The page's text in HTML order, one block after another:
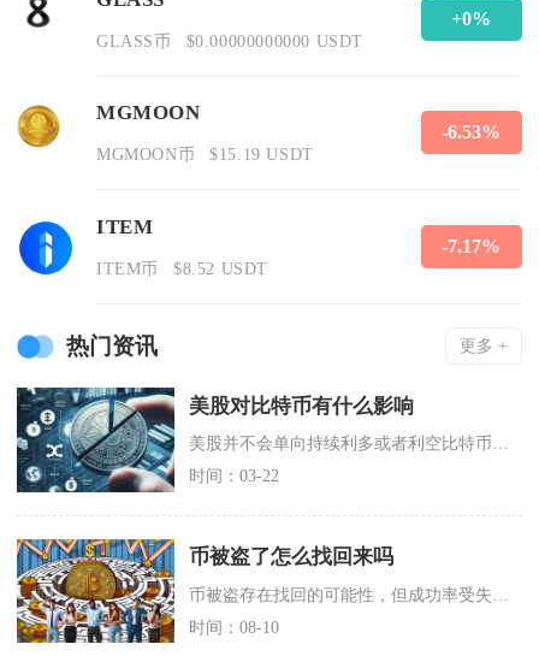
GLASS币 $0.00000000000 USDT
+0%
MGMOON
MGMOON币 $15.19 USDT
-6.53%
ITEM
ITEM币 $8.52 USDT
-7.17%
热门资讯 更多 +
美股对比特币有什么影响
美股并不会单向持续利多或者利空比特币，二者属于动态联动关系，多数行情周期内比特币被视作高波
时间：03-22
币被盗了怎么找回来吗
时间：08-10